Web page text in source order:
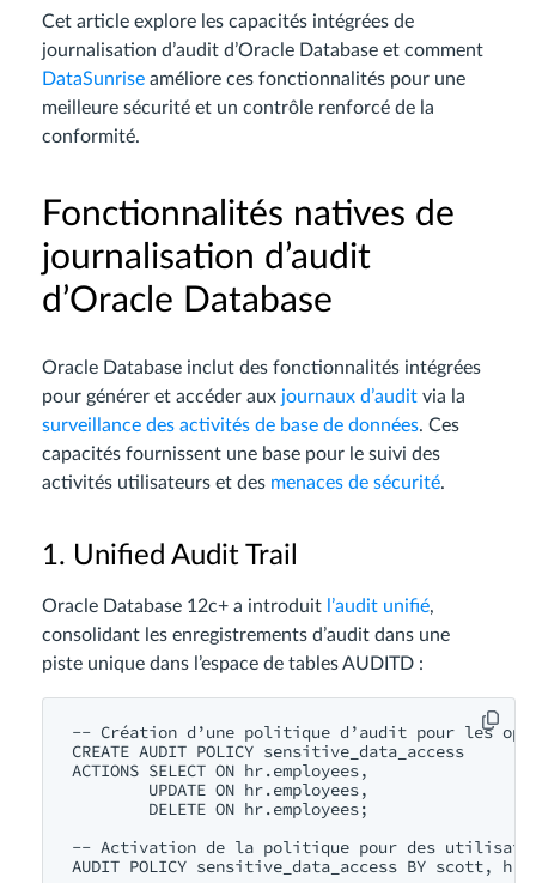
Cet article explore les capacités intégrées de
journalisation d’audit d’Oracle Database et comment
DataSunrise améliore ces fonctionnalités pour une
meilleure sécurité et un contrôle renforcé de la
conformité.
Fonctionnalités natives de
journalisation d’audit
d’Oracle Database
Oracle Database inclut des fonctionnalités intégrées
pour générer et accéder aux journaux d’audit via la
surveillance des activités de base de données. Ces
capacités fournissent une base pour le suivi des
activités utilisateurs et des menaces de sécurité.
1. Unified Audit Trail
Oracle Database 12c+ a introduit l’audit unifié,
consolidant les enregistrements d’audit dans une
piste unique dans l’espace de tables AUDITD :
-- Création d’une politique d’audit pour les
CREATE AUDIT POLICY sensitive_data_access
ACTIONS SELECT ON hr.employees,
        UPDATE ON hr.employees,
        DELETE ON hr.employees;
-- Activation de la politique pour des